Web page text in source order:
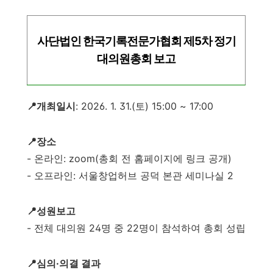
사단법인 한국기록전문가협회 제5차 정기
대의원총회 보고
📍개최일시: 2026. 1. 31.(토) 15:00 ~ 17:00
📍장소
- 온라인: zoom(총회 전 홈페이지에 링크 공개)
- 오프라인: 서울창업허브 공덕 본관 세미나실 2
📍성원보고
- 전체 대의원 24명 중 22명이 참석하여 총회 성립
📍심의·의결 결과